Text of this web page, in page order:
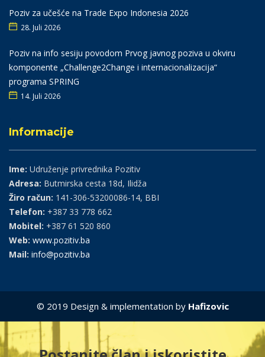
Poziv za učešće na Trade Expo Indonesia 2026
28. Juli 2026
Poziv na info sesiju povodom Prvog javnog poziva u okviru
komponente „Challenge2Change i internacionalizacija“
programa SPRING
14. Juli 2026
Informacije
Ime: Udruženje privrednika Pozitiv
Adresa: Butmirska cesta 18d, Ilidža
Žiro račun: 141-306-53200086-14, BBI
Telefon: +387 33 778 662
Mobitel: +387 61 520 860
Web: www.pozitiv.ba
Mail: info@pozitiv.ba
© 2019 Design & implementation by Hafizovic